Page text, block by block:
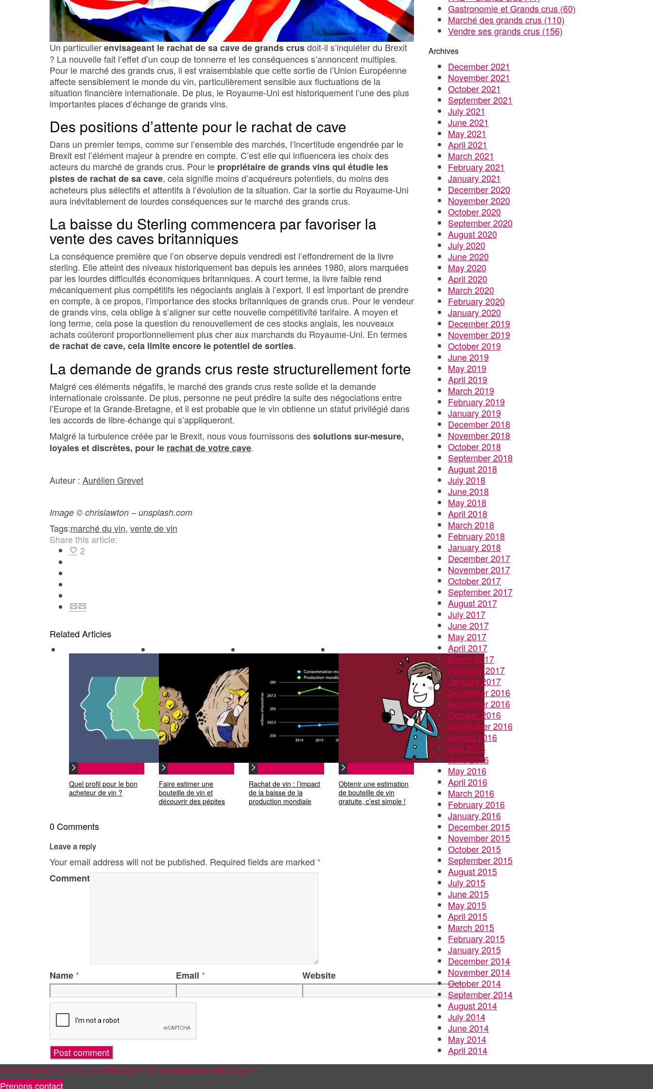
Un particulierenvisageant le rachat de sa cave de grands crusdoit-il s’inquiéter du Brexit
? La nouvelle fait l’effet d’un coup de tonnerre et les conséquences s’annoncent multiples.
Pour le marché des grands crus, il est vraisemblable que cette sortie de l’Union Européenne
affecte sensiblement le monde du vin, particulièrement sensible aux fluctuations de la
situation financière internationale. De plus, le Royaume-Uni est historiquement l’une des plus
importantes places d’échange de grands vins.
Des positions d’attente pour le rachat de cave
Dans un premier temps, comme sur l’ensemble des marchés, l’incertitude engendrée par le
Brexit est l’élément majeur à prendre en compte. C’est elle qui influencera les choix des
acteurs du marché de grands crus. Pour le propriétaire de grands vins qui étudie les
pistes de rachat de sa cave, cela signifie moins d’acquéreurs potentiels, du moins des
acheteurs plus sélectifs et attentifs à l’évolution de la situation. Car la sortie du Royaume-Uni
aura inévitablement de lourdes conséquences sur le marché des grands crus.
La baisse du Sterling commencera par favoriser la
vente des caves britanniques
La conséquence première que l’on observe depuis vendredi est l’effondrement de la livre
sterling. Elle atteint des niveaux historiquement bas depuis les années 1980, alors marquées
par les lourdes difficultés économiques britanniques. A court terme, la livre faible rend
mécaniquement plus compétitifs les négociants anglais à l’export. Il est important de prendre
en compte, à ce propos, l’importance des stocks britanniques de grands crus. Pour le vendeur
de grands vins, cela oblige à s’aligner sur cette nouvelle compétitivité tarifaire. A moyen et
long terme, cela pose la question du renouvellement de ces stocks anglais, les nouveaux
achats coûteront proportionnellement plus cher aux marchands du Royaume-Uni. En termes
de rachat de cave, cela limite encore le potentiel de sorties.
La demande de grands crus reste structurellement forte
Malgré ces éléments négatifs, le marché des grands crus reste solide et la demande
internationale croissante. De plus, personne ne peut prédire la suite des négociations entre
l’Europe et la Grande-Bretagne, et il est probable que le vin obtienne un statut privilégié dans
les accords de libre-échange qui s’appliqueront.
Malgré la turbulence créée par le Brexit, nous vous fournissons dessolutions sur-mesure,
loyales et discrètes, pour le rachat de votre cave.
Auteur : Aurélien Grevet
Image © chrislawton – unsplash.com
Tags:marché du vin, vente de vin
Share this article:
2
Related Articles
Quel profil pour le bon
acheteur de vin ?
Faire estimer une
bouteille de vin et
découvrir des pépites
Rachat de vin : l’impact
de la baisse de la
production mondiale
Obtenir une estimation
de bouteille de vin
gratuite, c’est simple !
0 Comments
Leave a reply
Your email address will not be published. Required fields are marked *
Comment
Name * Email * Website
Gastronomie et Grands crus (60)
Marché des grands crus (110)
Vendre ses grands crus (156)
Archives
December 2021
November 2021
October 2021
September 2021
July 2021
June 2021
May 2021
April 2021
March 2021
February 2021
January 2021
December 2020
November 2020
October 2020
September 2020
August 2020
July 2020
June 2020
May 2020
April 2020
March 2020
February 2020
January 2020
December 2019
November 2019
October 2019
June 2019
May 2019
April 2019
March 2019
February 2019
January 2019
December 2018
November 2018
October 2018
September 2018
August 2018
July 2018
June 2018
May 2018
April 2018
March 2018
February 2018
January 2018
December 2017
November 2017
October 2017
September 2017
August 2017
July 2017
June 2017
May 2017
April 2017
March 2017
February 2017
January 2017
December 2016
November 2016
October 2016
September 2016
August 2016
July 2016
June 2016
May 2016
April 2016
March 2016
February 2016
January 2016
December 2015
November 2015
October 2015
September 2015
August 2015
July 2015
June 2015
May 2015
April 2015
March 2015
February 2015
January 2015
December 2014
November 2014
October 2014
September 2014
August 2014
July 2014
June 2014
May 2014
April 2014
Vous cherchez un vin, un millésime ? Un conseil pour votre cave ?
Prenons contact